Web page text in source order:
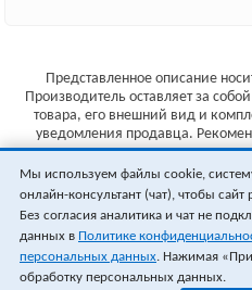
Представленное описание
Производитель оставляет за
товара, его внешний вид и
уведомления продавца.
характеристики товара
Указанные цены не являются
Стоимость и наличие
Мы используем файлы cookie,
онлайн-консультант (чат), чтобы
Без согласия аналитика и чат не
данных в Политике
персональных данных. Нажимая
обработку персональных данных.